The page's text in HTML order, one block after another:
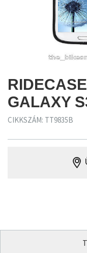
GALAXY
CIKKSZÁM: TT9835B